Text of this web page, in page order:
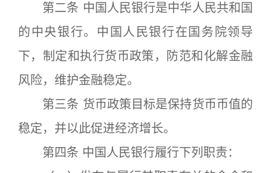
第二条 中国人民银行是中华人民共和国
的中央银行。中国人民银行在国务院领导
下，制定和执行货币政策，防范和化解金融
风险，维护金融稳定。
第三条 货币政策目标是保持货币币值的
稳定，并以此促进经济增长。
第四条 中国人民银行履行下列职责：